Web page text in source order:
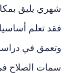
شهري يليق
فقد تعلم
وتعمق في
سمات الصلاح